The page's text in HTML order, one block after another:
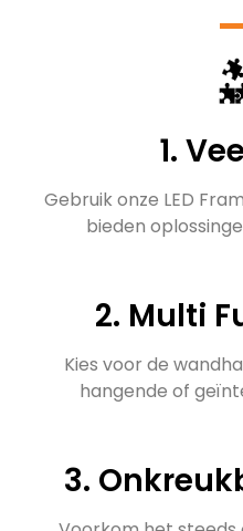
1.
Gebruik onze LED
bieden
2. Multi
Kies voor de
hangende of
3.